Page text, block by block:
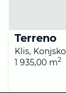
Terreno
Klis, Konjsko
1 935,00 m2